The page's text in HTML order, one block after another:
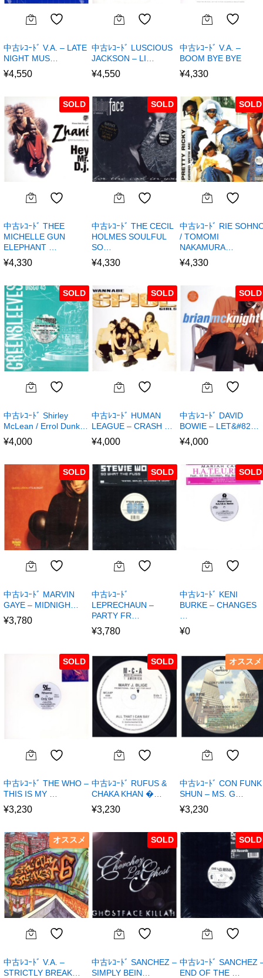
中古ﾚｺｰﾄﾞ V.A. – LATE
NIGHT MUS…
¥4,550
中古ﾚｺｰﾄﾞ LUSCIOUS
JACKSON – LI…
¥4,550
中古ﾚｺｰﾄﾞ V.A. –
BOOM BYE BYE
¥4,330
SOLD
中古ﾚｺｰﾄﾞ THEE
MICHELLE GUN
ELEPHANT …
¥4,330
SOLD
中古ﾚｺｰﾄﾞ THE CECIL
HOLMES SOULFUL
SO…
¥4,330
SOLD
中古ﾚｺｰﾄﾞ RIE
/ TOMOMI
NAKAMURA…
¥4,330
SOLD
中古ﾚｺｰﾄﾞ Shirley
McLean / Errol Dunk…
¥4,000
SOLD
中古ﾚｺｰﾄﾞ HUMAN
LEAGUE – CRASH …
¥4,000
SOLD
中古ﾚｺｰﾄﾞ DAVID
BOWIE – LET&#82…
¥4,000
SOLD
中古ﾚｺｰﾄﾞ MARVIN
GAYE – MIDNIGH…
¥3,780
SOLD
中古ﾚｺｰﾄﾞ
LEPRECHAUN –
PARTY FR…
¥3,780
SOLD
中古ﾚｺｰﾄﾞ KENI
BURKE – CHANGES
¥0
SOLD
中古ﾚｺｰﾄﾞ THE WHO –
THIS IS MY …
¥3,230
SOLD
中古ﾚｺｰﾄﾞ RUFUS &
CHAKA KHAN �…
¥3,230
オススメ
中古ﾚｺｰﾄﾞ CON FUNK
SHUN – MS. G…
¥3,230
オススメ
中古ﾚｺｰﾄﾞ V.A. –
STRICTLY BREAK…
SOLD
中古ﾚｺｰﾄﾞ SANCHEZ –
SIMPLY BEIN…
SOLD
中古ﾚｺｰﾄﾞ SANCHEZ
END OF THE …